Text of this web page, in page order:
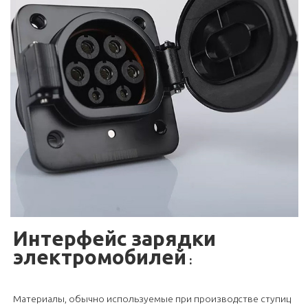
Интерфейс зарядки
электромобилей :
Материалы, обычно используемые при производстве ступиц